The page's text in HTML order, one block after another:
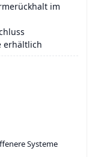
im
erhältlich
Systeme